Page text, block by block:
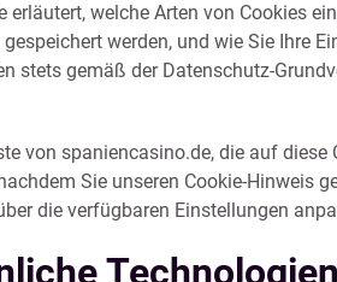
welche Arten von Cookies
werden, und wie Sie Ihre
stets gemäß der Datenschutz-
von spaniencasino.de, die auf
Sie unseren Cookie-Hinweis
die verfügbaren Einstellungen